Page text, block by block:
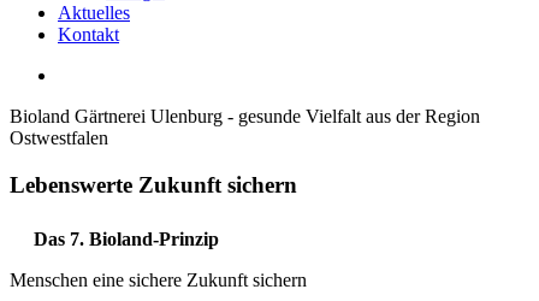
Aktuelles
Kontakt
Bioland Gärtnerei Ulenburg - gesunde Vielfalt aus der Region
Ostwestfalen
Lebenswerte Zukunft sichern
Das 7. Bioland-Prinzip
Menschen eine sichere Zukunft sichern